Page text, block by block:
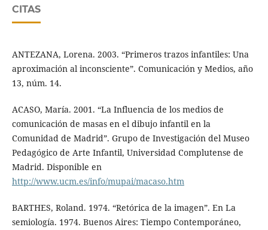
CITAS
ANTEZANA, Lorena. 2003. “Primeros trazos infantiles: Una
aproximación al inconsciente”. Comunicación y Medios, año
13, núm. 14.
ACASO, María. 2001. “La Influencia de los medios de
comunicación de masas en el dibujo infantil en la
Comunidad de Madrid”. Grupo de Investigación del Museo
Pedagógico de Arte Infantil, Universidad Complutense de
Madrid. Disponible en
http://www.ucm.es/info/mupai/macaso.htm
BARTHES, Roland. 1974. “Retórica de la imagen”. En La
semiología. 1974. Buenos Aires: Tiempo Contemporáneo,